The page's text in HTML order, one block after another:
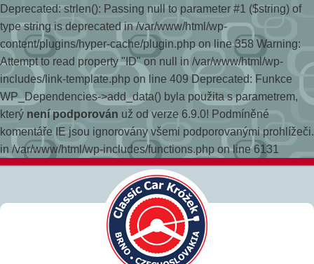
Deprecated: strlen(): Passing null to parameter #1 ($string) of
type string is deprecated in /var/www/html/wp-
content/plugins/hyper-cache/plugin.php on line 358 Warning:
Attempt to read property "ID" on null in /var/www/html/wp-
includes/link-template.php on line 409 Deprecated: Funkce
WP_Dependencies->add_data() byla použita s parametrem,
který není podporován už od verze 6.9.0! Podmíněné
komentáře IE jsou ignorovány všemi podporovanými prohlížeči.
in /var/www/html/wp-includes/functions.php on line 6131